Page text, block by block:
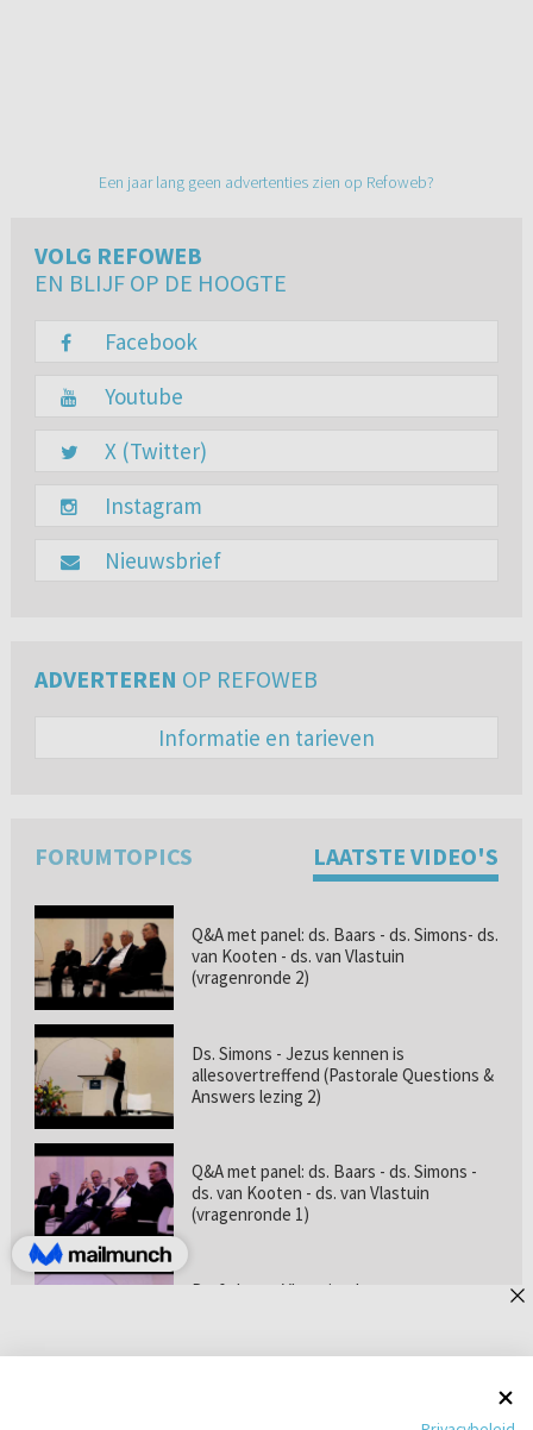
Een jaar lang geen advertenties zien op Refoweb?
VOLG REFOWEB
EN BLIJF OP DE HOOGTE
Facebook
Youtube
X (Twitter)
Instagram
Nieuwsbrief
ADVERTEREN OP REFOWEB
Informatie en tarieven
FORUMTOPICS LAATSTE VIDEO'S
Q&A met panel: ds. Baars - ds. Simons- ds.
van Kooten - ds. van Vlastuin
(vragenronde 2)
Ds. Simons - Jezus kennen is
allesovertreffend (Pastorale Questions &
Answers lezing 2)
Q&A met panel: ds. Baars - ds. Simons -
ds. van Kooten - ds. van Vlastuin
(vragenronde 1)
Prof. dr. van Vlastuin - Is